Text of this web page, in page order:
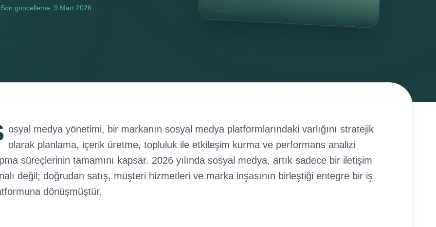
Son güncelleme: 9 Mart 2026
osyal medya yönetimi, bir markanın sosyal medya platformlarındaki varlığını stratejik
olarak planlama, içerik üretme, topluluk ile etkileşim kurma ve performans analizi
süreçlerinin tamamını kapsar. 2026 yılında sosyal medya, artık sadece bir iletişim
değil; doğrudan satış, müşteri hizmetleri ve marka inşasının birleştiği entegre bir iş
dönüşmüştür.